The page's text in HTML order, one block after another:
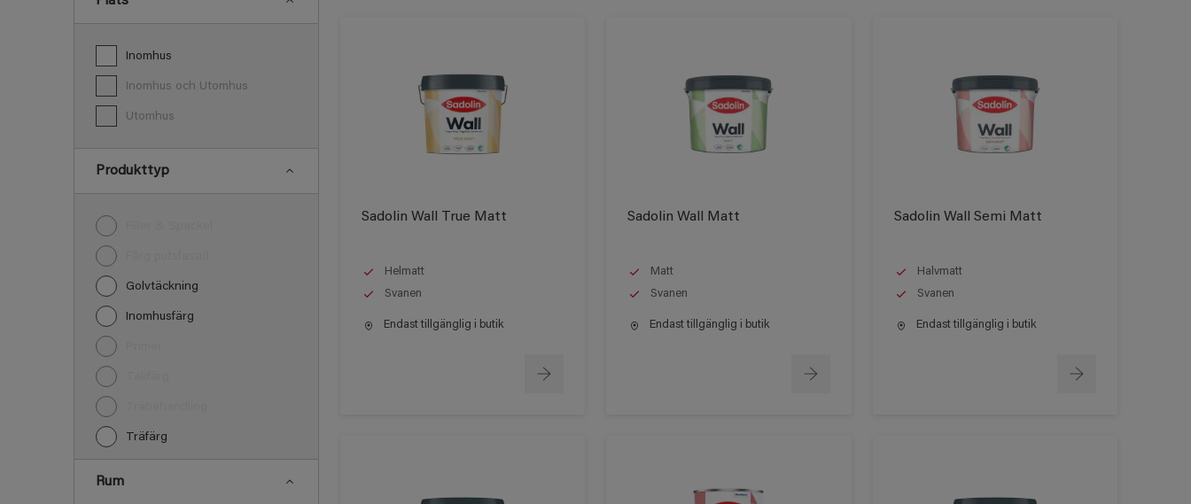
Inomhus
Inomhus och Utomhus
Utomhus
Produkttyp
Golvtäckning
Inomhusfärg
Träfärg
Rum
Sadolin Wall True Matt
Helmatt
Svanen
Endast tillgänglig i butik
Sadolin Wall Matt
Matt
Svanen
Endast tillgänglig i butik
Sadolin Wall Semi Matt
Halvmatt
Svanen
Endast tillgänglig i butik